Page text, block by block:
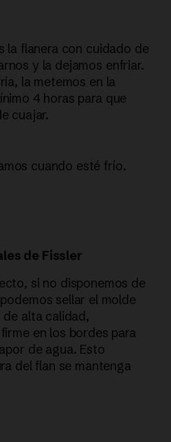
la flanera con cuidado de
y la dejamos enfriar.
la metemos en la
4 horas para que
cuajar.
cuando esté frío.
de Fissler
si no disponemos de
sellar el molde
de alta calidad,
en los bordes para
de agua. Esto
del flan se mantenga